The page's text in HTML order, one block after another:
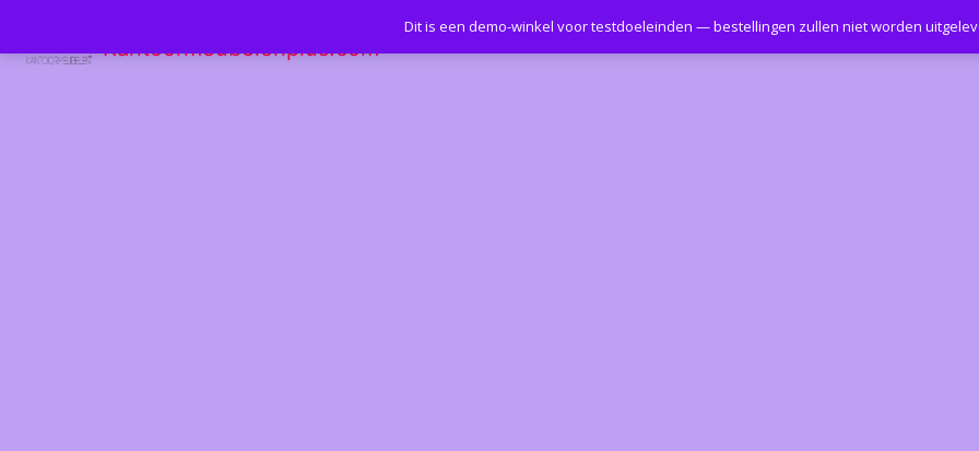
Kantoormeubelenplus.com
Dit is een demo-winkel voor testdoeleinden — bestellingen zullen niet worden